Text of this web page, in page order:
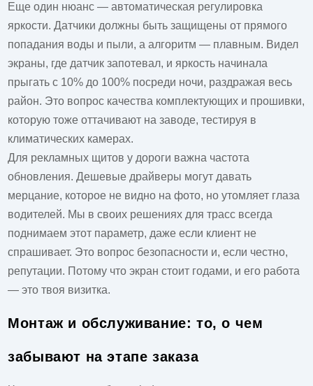
Еще один нюанс — автоматическая регулировка
яркости. Датчики должны быть защищены от прямого
попадания воды и пыли, а алгоритм — плавным. Видел
экраны, где датчик запотевал, и яркость начинала
прыгать с 10% до 100% посреди ночи, раздражая весь
район. Это вопрос качества комплектующих и прошивки,
которую тоже оттачивают на заводе, тестируя в
климатических камерах.
Для рекламных щитов у дороги важна частота
обновления. Дешевые драйверы могут давать
мерцание, которое не видно на фото, но утомляет глаза
водителей. Мы в своих решениях для трасс всегда
поднимаем этот параметр, даже если клиент не
спрашивает. Это вопрос безопасности и, если честно,
репутации. Потому что экран стоит годами, и его работа
— это твоя визитка.
Монтаж и обслуживание: то, о чем
забывают на этапе заказа